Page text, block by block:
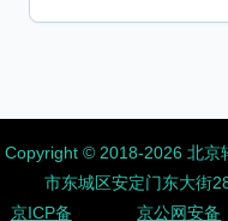
Copyright ©️ 2018-2026 北京
市东城区安定门东大街
京ICP备
京公网安备